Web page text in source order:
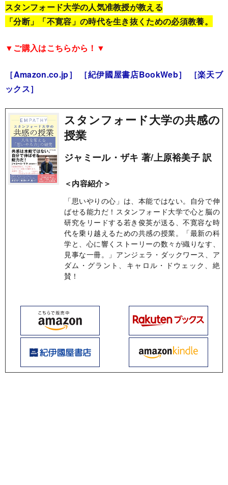
スタンフォード大学の人気准教授が教える
「分断」「不寛容」の時代を生き抜くための必須教養。
▼ご購入はこちらから！▼
［Amazon.co.jp］ ［紀伊國屋書店BookWeb］
［楽天ブ
ックス］
スタンフォード大学の共感の
授業
ジャミール・ザキ 著/上原裕美子 訳
＜内容紹介＞
「思いやりの心」は、本能ではない。自分で伸
ばせる能力だ！スタンフォード大学で心と脳の
研究をリードする若き俊英が送る、不寛容な時
代を乗り越えるための共感の授業。「最新の科
学と、心に響くストーリーの数々が織りなす、
見事な一冊。」アンジェラ・ダックワース、ア
ダム・グラント、キャロル・ドウェック、絶
賛！